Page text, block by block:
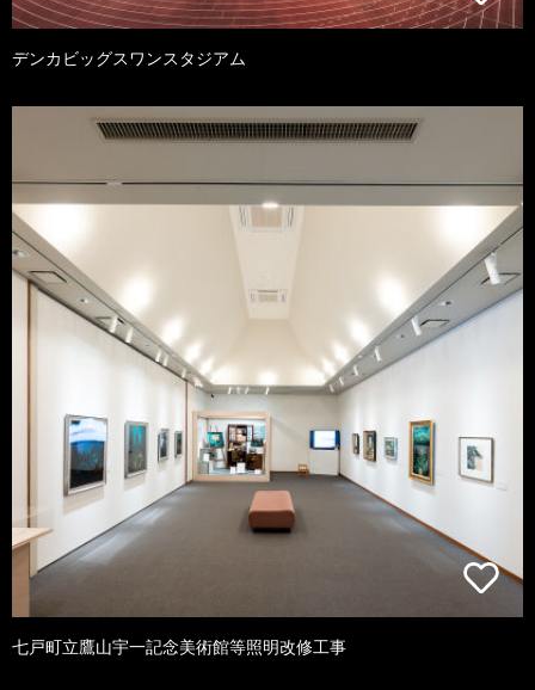
デンカビッグスワンスタジアム
七戸町立鷹山宇一記念美術館等照明改修工事